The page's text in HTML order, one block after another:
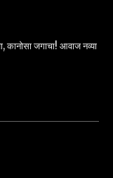
कानोसा जगाचा! आवाज नव्या